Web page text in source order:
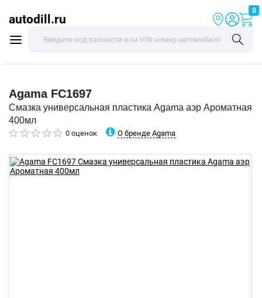
autodill.ru
0
Agama FC1697
Смазка универсальная пластика Agama аэр Ароматная
400мл
0 оценок О бренде Agama